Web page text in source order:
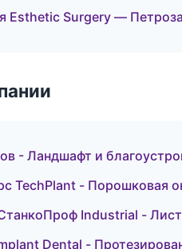
Esthetic Surgery —
- Ландшафт и
TechPlant - Порошковая
Industrial -
Dental -